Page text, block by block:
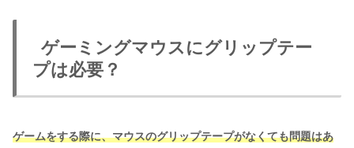
ゲーミングマウスにグリップテー
プは必要？
ゲームをする際に、マウスのグリップテープがなくても問題はあ